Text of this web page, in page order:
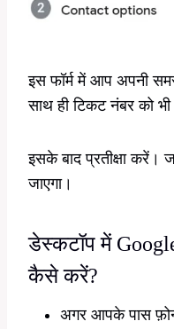
इस फॉर्म में आप अपनी
साथ ही टिकट नंबर को
इसके बाद प्रतीक्षा करें।
जाएगा।
डेस्कटॉप में
कैसे करें?
अगर आपके पास